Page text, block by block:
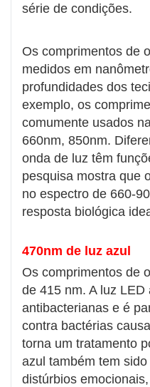
série de condições.
Os comprimentos de
medidos em
profundidades dos
exemplo, os
comumente usados
660nm, 850nm.
onda de luz têm
pesquisa mostra que
no espectro de 660-
resposta biológica
470nm de luz azul
Os comprimentos de
de 415 nm. A luz
antibacterianas e é
contra bactérias
torna um tratamento
azul também tem
distúrbios